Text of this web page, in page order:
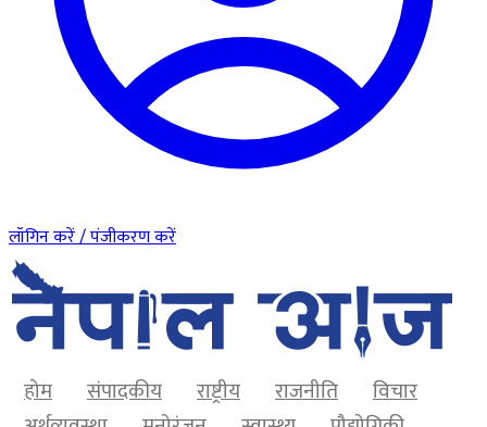
लॉगिन करें / पंजीकरण करें
होम संपादकीय राष्ट्रीय राजनीति
विचार